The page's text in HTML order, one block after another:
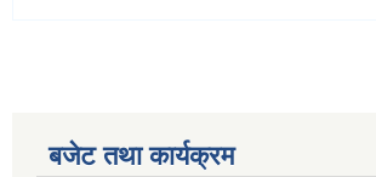
बजेट तथा कार्यक्रम